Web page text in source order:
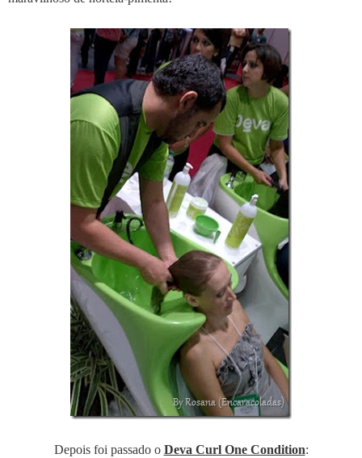
Depois foi passado o Deva Curl One Condition: